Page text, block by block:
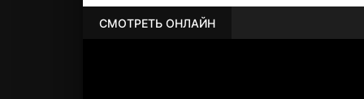
СМОТРЕТЬ ОНЛАЙН